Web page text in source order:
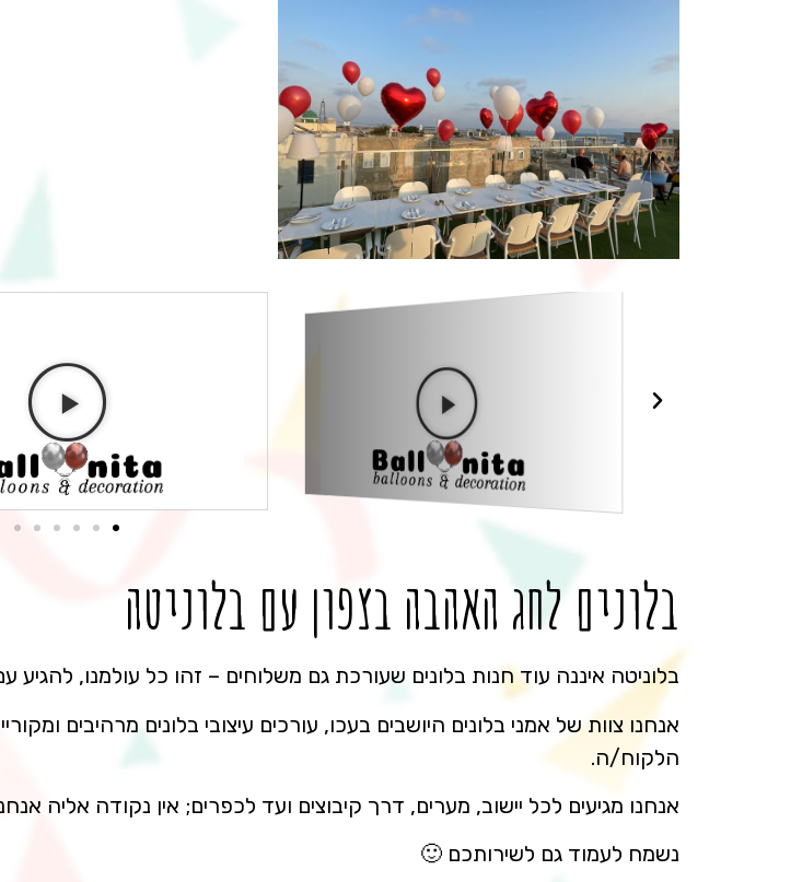
בלונים לחג האהבה בצפון עם בלוניטה
בלוניטה איננה עוד חנות בלונים שעורכת גם משלוחים – זהו כל עולמנו, להגיע
אנחנו צוות של אמני בלונים היושבים בעכו, עורכים עיצובי בלונים מרהיבים
הלקוח/ה.
אנחנו מגיעים לכל יישוב, מערים, דרך קיבוצים ועד לכפרים; אין נקודה אליה
נשמח לעמוד גם לשירותכם 🙂